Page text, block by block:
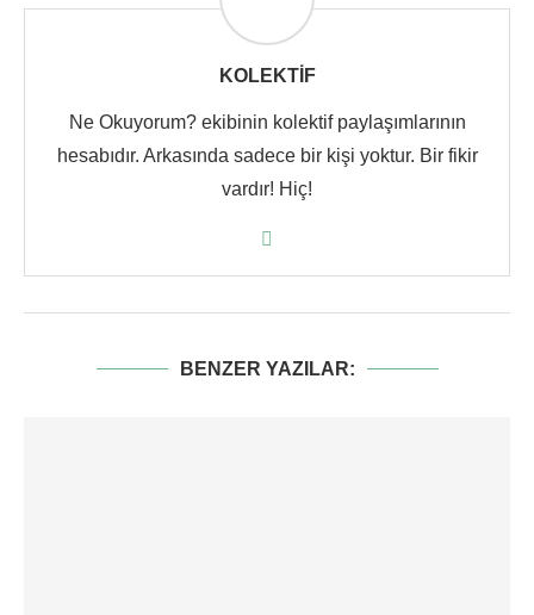
KOLEKTIF
Ne Okuyorum? ekibinin kolektif paylaşımlarının
hesabıdır. Arkasında sadece bir kişi yoktur. Bir fikir
vardır! Hiç!
BENZER YAZILAR: